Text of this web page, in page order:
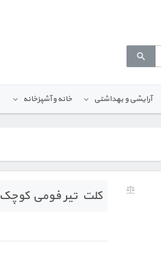
آرایشی و بهداشتی خانه و آشپزخانه
کلت تیر فومی کوچک